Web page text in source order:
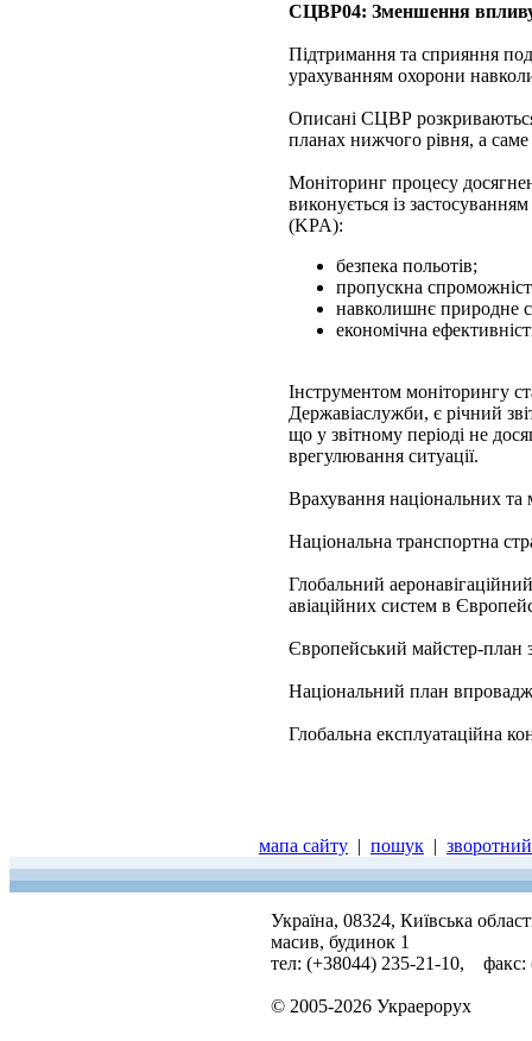
СЦВР04: Зменшення
Підтримання та сприяння
урахуванням охорони
Описані СЦВР розкриваються
планах нижчого рівня, а саме
Моніторинг процесу
виконується із
(KPA):
безпека польотів;
пропускна
навколишнє природне
економічна
Інструментом моніторингу
Державіаслужби, є річний
що у звітному періоді не
врегулювання ситуації.
Врахування національних та
Національна транспортна
Глобальний
авіаційних систем в
Європейський майстер-
Національний план
Глобальна експлуатаційна
мапа сайту | пошук |
Україна, 08324, Київська
масив, будинок 1
тел: (+38044) 235-21-10, факс:
© 2005-2026 Украерорух